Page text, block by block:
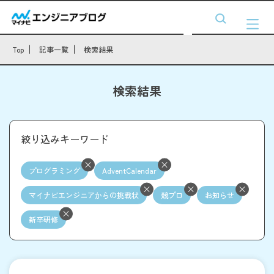
Top 記事一覧 検索結果
検索結果
絞り込みキーワード
プログラミング AdventCalendar
マイナビエンジニアからの挑戦状 競プロ お知らせ
新卒研修